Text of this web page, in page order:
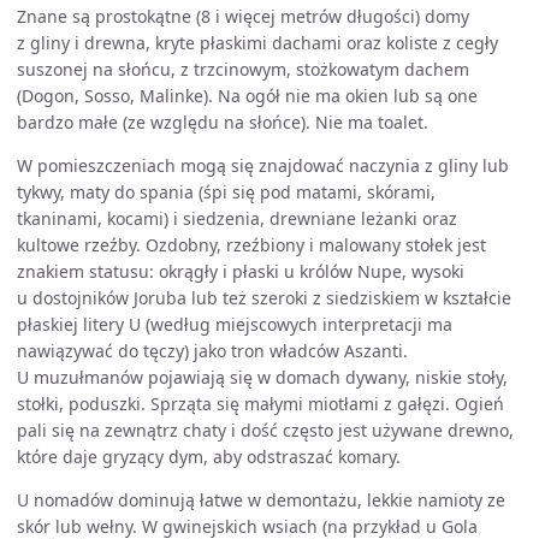
Znane są prostokątne (8 i więcej metrów długości) domy
z gliny i drewna, kryte płaskimi dachami oraz koliste z cegły
suszonej na słońcu, z trzcinowym, stożkowatym dachem
(Dogon, Sosso, Malinke). Na ogół nie ma okien lub są one
bardzo małe (ze względu na słońce). Nie ma toalet.
W pomieszczeniach mogą się znajdować naczynia z gliny lub
tykwy, maty do spania (śpi się pod matami, skórami,
tkaninami, kocami) i siedzenia, drewniane leżanki oraz
kultowe rzeźby. Ozdobny, rzeźbiony i malowany stołek jest
znakiem statusu: okrągły i płaski u królów Nupe, wysoki
u dostojników Joruba lub też szeroki z siedziskiem w kształcie
płaskiej litery U (według miejscowych interpretacji ma
nawiązywać do tęczy) jako tron władców Aszanti.
U muzułmanów pojawiają się w domach dywany, niskie stoły,
stołki, poduszki. Sprząta się małymi miotłami z gałęzi. Ogień
pali się na zewnątrz chaty i dość często jest używane drewno,
które daje gryzący dym, aby odstraszać komary.
U nomadów dominują łatwe w demontażu, lekkie namioty ze
skór lub wełny. W gwinejskich wsiach (na przykład u Gola